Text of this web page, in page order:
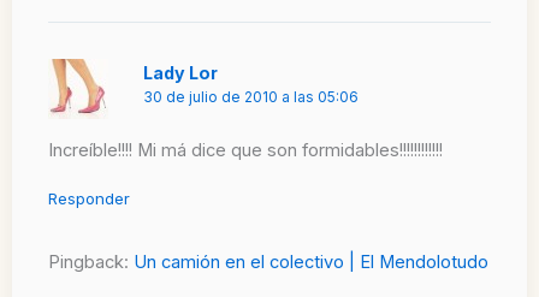
Lady Lor
30 de julio de 2010 a las 05:06
Increíble!!!! Mi má dice que son formidables!!!!!!!!!!!!
Responder
Pingback: Un camión en el colectivo | El Mendolotudo